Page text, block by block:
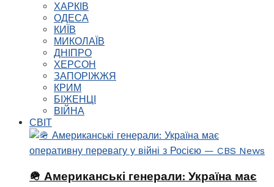
ХАРКІВ
ОДЕСА
КИЇВ
МИКОЛАЇВ
ДНІПРО
ХЕРСОН
ЗАПОРІЖЖЯ
КРИМ
БІЖЕНЦІ
ВІЙНА
СВІТ
🪖 Американські генерали: Україна має